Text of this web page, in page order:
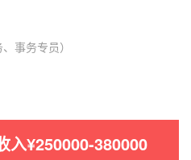
事务专员）
入¥250000-380000